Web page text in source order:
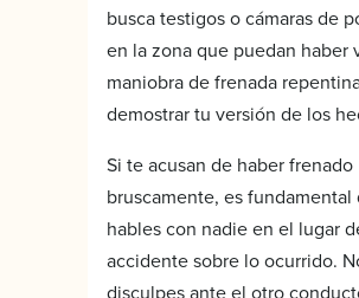
busca testigos o cámaras de
en la zona que puedan haber
maniobra de frenada
demostrar tu versión de los
Si te acusan de haber frenado
bruscamente, es fundamental
hables con nadie en el lugar
accidente sobre lo ocurrido.
disculpes ante el otro